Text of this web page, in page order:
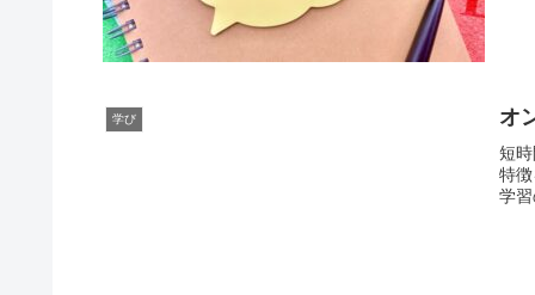
学び オ
短
特
学